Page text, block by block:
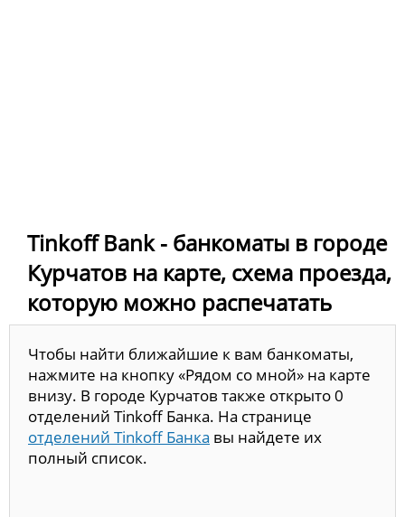
Tinkoff Bank - банкоматы в городе
Курчатов на карте, схема проезда,
которую можно распечатать
Чтобы найти ближайшие к вам банкоматы,
нажмите на кнопку «Рядом со мной» на карте
внизу. В городе Курчатов также открыто 0
отделений Tinkoff Банка. На странице
отделений Tinkoff Банка вы найдете их
полный список.